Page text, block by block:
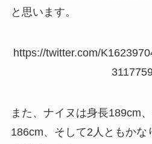
と思います。
https://twitter.com/
また、ナイヌは身長189cm
186cm、そして2人ともかな